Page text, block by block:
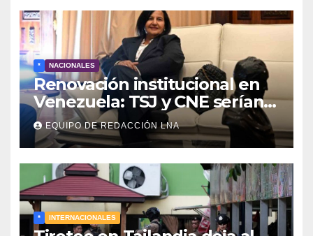
* NACIONALES
Renovación institucional en
Venezuela: TSJ y CNE serían
designados a finales de 2026
EQUIPO DE REDACCIÓN LNA
* INTERNACIONALES